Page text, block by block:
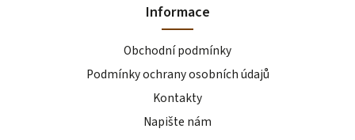
Informace
Obchodní podmínky
Podmínky ochrany osobních údajů
Kontakty
Napište nám